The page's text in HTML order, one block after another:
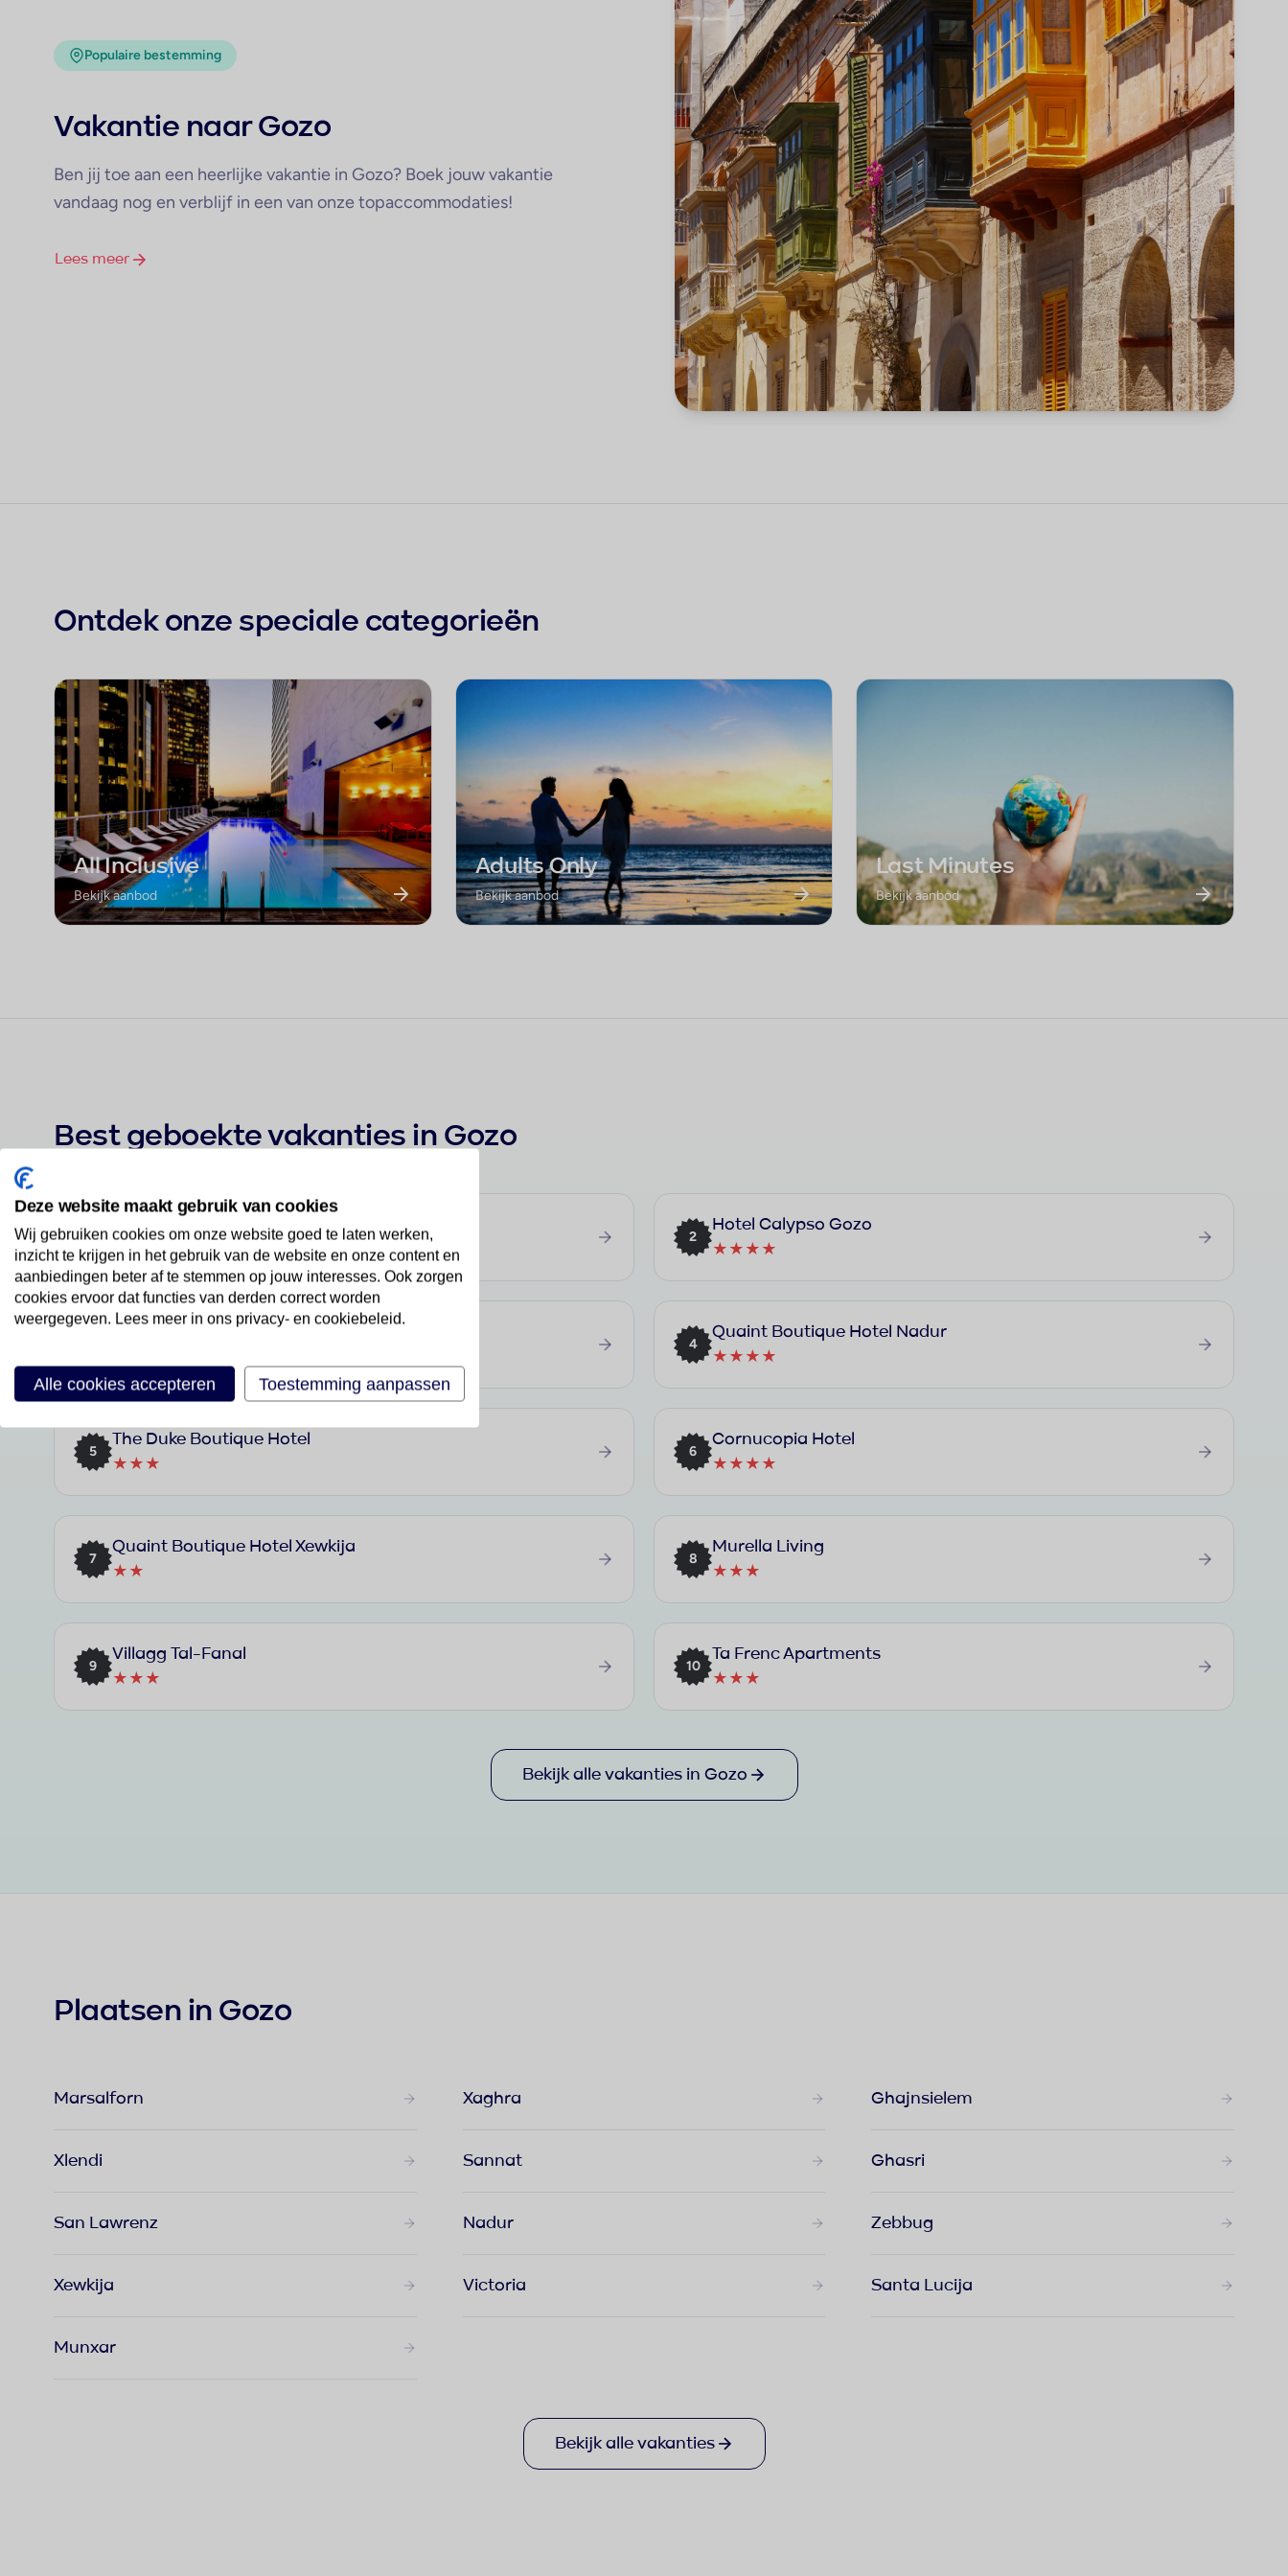
Populaire bestemming
Vakantie naar Gozo
Ben jij toe aan een heerlijke vakantie in Gozo? Boek jouw vakantie
vandaag nog en verblijf in een van onze topaccommodaties!
Lees meer
Ontdek onze speciale categorieën
All Inclusive
Bekijk aanbod
Adults Only
Bekijk aanbod
Last Minutes
Bekijk aanbod
Best geboekte vakanties in Gozo
1
Saint Patrick's Hotel
★★★★
2
Hotel Calypso Gozo
★★★★
Grand Hotel Gozo
4
Quaint Boutique Hotel Nadur
★★★★
5
The Duke Boutique Hotel
★★★
6
Cornucopia Hotel
★★★★
7
Quaint Boutique Hotel Xewkija
★★
8
Murella Living
★★★
9
Villagg Tal-Fanal
★★★
10
Ta Frenc Apartments
★★★
Bekijk alle vakanties in Gozo
Plaatsen in Gozo
Marsalforn Xaghra Ghajnsielem
Xlendi Sannat Ghasri
San Lawrenz Nadur Zebbug
Xewkija Victoria Santa Lucija
Munxar
Bekijk alle vakanties
Deze website maakt gebruik van cookies
Wij gebruiken cookies om onze website goed te laten werken,
inzicht te krijgen in het gebruik van de website en onze content en
aanbiedingen beter af te stemmen op jouw interesses. Ook zorgen
cookies ervoor dat functies van derden correct worden
weergegeven. Lees meer in ons privacy- en cookiebeleid.
Alle cookies accepteren Toestemming aanpassen